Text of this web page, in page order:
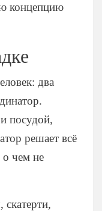
концепцию
два
посудой,
решает всё
о чем не